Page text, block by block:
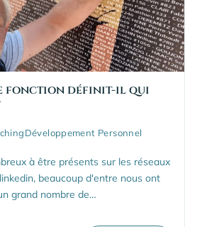
fonction définit-il qui
Développement Personnel
à être présents sur les réseaux
beaucoup d'entre nous ont
grand nombre de…